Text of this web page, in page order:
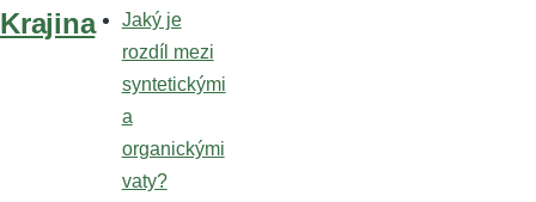
Krajina
Jaký je
rozdíl mezi
syntetickými
a
organickými
vaty?